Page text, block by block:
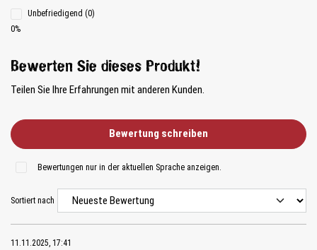
Unbefriedigend (0)
0%
Bewerten Sie dieses Produkt!
Teilen Sie Ihre Erfahrungen mit anderen Kunden.
Bewertung schreiben
Bewertungen nur in der aktuellen Sprache anzeigen.
Sortiert nach
11.11.2025, 17:41